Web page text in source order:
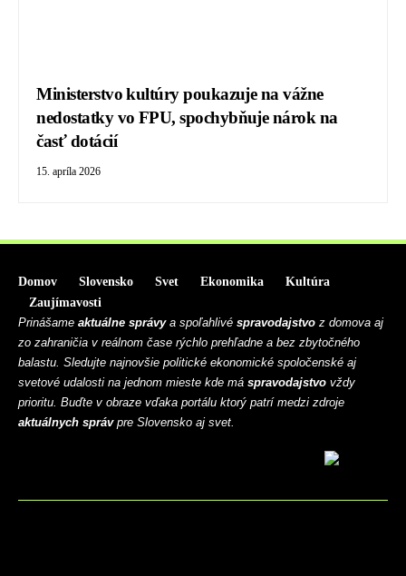
Ministerstvo kultúry poukazuje na vážne
nedostatky vo FPU, spochybňuje nárok na
časť dotácií
15. apríla 2026
Domov Slovensko Svet Ekonomika
Kultúra
Zaujímavosti
Prinášame aktuálne správya spoľahlivé spravodajstvo z domova aj
zo zahraničia v reálnom čase rýchlo prehľadne a bez zbytočného
balastu. Sledujte najnovšie politické ekonomické spoločenské aj
svetové udalosti na jednom mieste kde má spravodajstvo vždy
prioritu. Buďte v obraze vďaka portálu ktorý patrí medzi zdroje
aktuálnych správpre Slovensko aj svet.